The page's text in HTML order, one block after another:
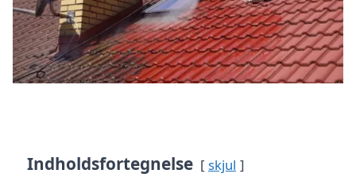
Indholdsfortegnelse skjul